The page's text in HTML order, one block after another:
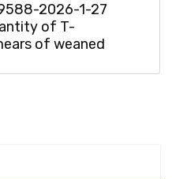
2026-1-27
of T-
of weaned